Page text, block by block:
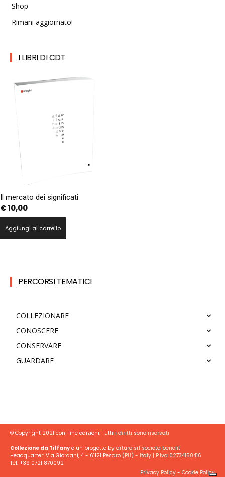
Shop
Rimani aggiornato!
I LIBRI DI CDT
Il mercato dei significati
€10,00
Aggiungi al carrello
PERCORSI TEMATICI
COLLEZIONARE
CONOSCERE
CONSERVARE
GUARDARE
© Copyright 2021 con-fine edizioni. Tutti i diritti sono riservati
Collezione da Tiffanyè un progetto by arturo srl società benefit
Headquarter: Via Giordani, 4 - 61121 Pesaro (PU) - Italy | P.Iva 02734150416
Tel. +39 0721 870092
Privacy Policy - Cookie Policy